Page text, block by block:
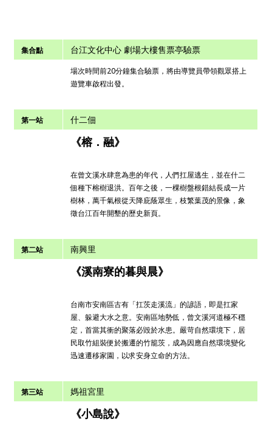
集合點 台江文化中心 劇場大樓售票亭驗票
場次時間前20分鐘集合驗票，將由導覽員帶領觀眾搭上
遊覽車啟程出發。
第一站 什二佃
《榕．融》
在曾文溪水肆意為患的年代，人們扛屋逃生，並在什二
佃種下榕樹退洪。百年之後，一棵樹盤根錯結長成一片
樹林，萬千氣根從天降庇蔭眾生，枝繁葉茂的景像，象
徵台江百年開墾的歷史新頁。
第二站 南興里
《溪南寮的暮與晨》
台南市安南區古有「扛茨走溪流」的諺語，即是扛家
屋、躲避大水之意。安南區地勢低，曾文溪河道極不穩
定，首當其衝的聚落必毀於水患。嚴苛自然環境下，居
民取竹組裝便於搬遷的竹籠茨，成為因應自然環境變化
迅速遷移家園，以求安身立命的方法。
第三站 媽祖宮里
《小島說》